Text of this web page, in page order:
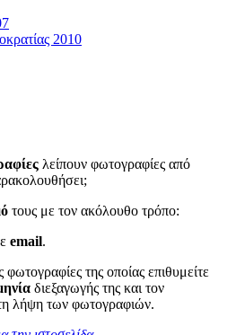
2010
λείπουν φωτογραφίες από
τους με τον ακόλουθο τρόπο:
email.
φωτογραφίες της οποίας επιθυμείτε
διεξαγωγής της και τον
λήψη των φωτογραφιών.